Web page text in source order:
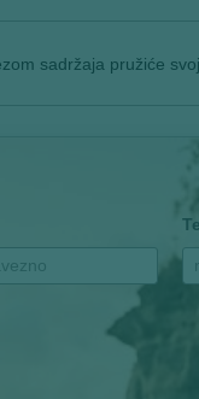
sadržaja pružiće